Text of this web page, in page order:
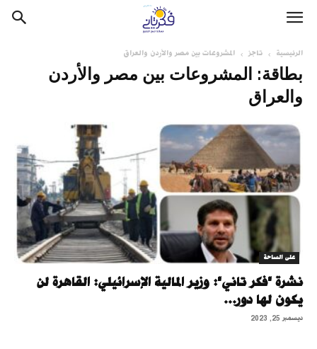
الرئيسية تاجز المشروعات بين مصر والأردن والعراق
بطاقة: المشروعات بين مصر والأردن
والعراق
على الساحة
نشرة "فكر تاني": وزير المالية الإسرائيلي: القاهرة لن
يكون لها دور...
ديسمبر 25, 2023